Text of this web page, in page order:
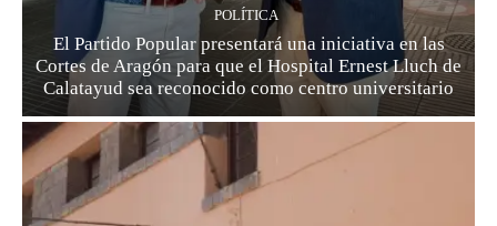
POLÍTICA
El Partido Popular presentará una iniciativa en las
Cortes de Aragón para que el Hospital Ernest Lluch de
Calatayud sea reconocido como centro universitario